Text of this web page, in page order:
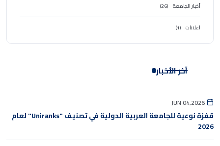
أخبار الجامعة (26)
اعلانات (1)
آخر الأخبار
JUN 04,2026
قفزة نوعية للجامعة العربية الدولية في تصنيف "Uniranks" لعام
2026